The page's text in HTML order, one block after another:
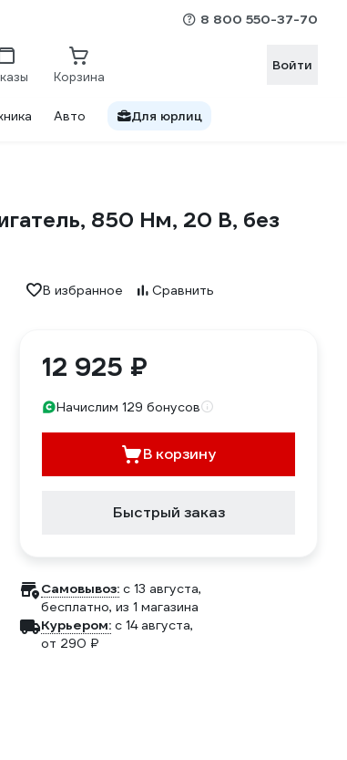
8 800 550-37-70
Корзина
Войти
Авто Для юрлиц
850 Нм, 20 В, без
В избранное Сравнить
12 925 ₽
Начислим 129 бонусов
В корзину
Быстрый заказ
Самовывоз: c 13 августа,
бесплатно, из 1 магазина
Курьером: c 14 августа,
от 290 ₽